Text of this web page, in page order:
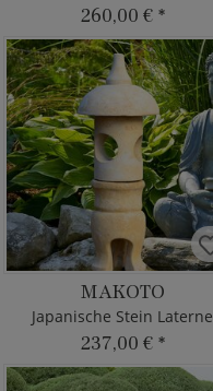
260,00 € *
MAKOTO
Japanische Stein Laterne
237,00 € *